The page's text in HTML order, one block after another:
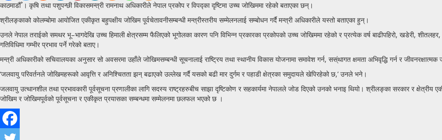
काठमाडौँ । कृषि तथा पशुपन्छी विकासमन्त्री रामनाथ अधिकारीले नेपाल प्रकोप र विपद्का दृष्टिमा उच्च जोखिममा रहेको बताएका छन्।
श्रीलङ्काको कोलम्बोमा आयोजित एकीकृत बहुपक्षीय जोखिम पूर्वचेतावनीसम्बन्धी मन्त्रीस्तरीय सम्मेलनलाई सम्बोधन गर्दै मन्त्री अधिकारीले यस्तो बताएका हुन्।
उनले नेपाल तराईको समथर भू–भागदेखि उच्च हिमाली क्षेत्रसम्म फैलिएको भूगोलका कारण पनि विभिन्न प्रकारका प्रकोपको उच्च जोखिममा रहेको र प्रत्येक वर्ष बाढीपहिरो, खडेरी,
गतिविधिमा गम्भीर प्रभाव पर्ने गरेको बताए।
मन्त्री अधिकारीको सचिवालयका अनुसार सो अवसरमा उहाँले जोखिमसम्बन्धी सूचनालाई राष्ट्रिय तथा स्थानीय विकास योजनामा समावेश गर्न, सस्ंथागत क्षमता अभिवृद्धि गर्न र
‘जलवायु परिवर्तनले जोखिमहरूको आवृत्ति र अनिश्चितता झन् बढाएको उल्लेख गर्दै यसको बढी मार दुर्गम र पहाडी क्षेत्रका समुदायले खेपिरहेको छ,’ उनले भने।
जलवायु उत्थानशील तथा प्रभावकारी पूर्वसूचना प्रणालीका लागि सदस्य राष्ट्रहरुबीच साझा दृष्टिकोण र सहकार्यमा नेपालले जोड दिएको उनको भनाइ थियो। श्रीलङ्का सरकार र
जोखिम र जोखिमपूर्वको पूर्वसूचना र एकीकृत प्रयासका सम्बन्धमा सम्मेलनमा छलफल भएको छ ।